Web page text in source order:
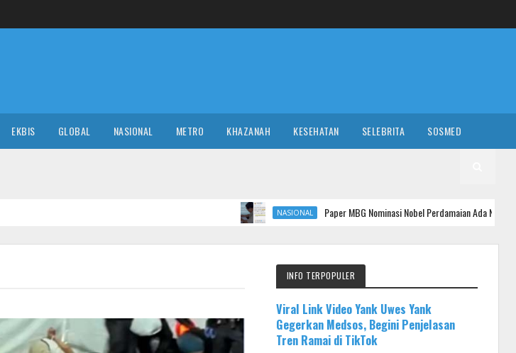
EKBIS GLOBAL NASIONAL METRO KHAZANAH KESEHATAN SELEBRITA SOSMED
NASIONAL Paper MBG Nominasi Nobel Perdamaian Ada Nama Prabowo,
INFO TERPOPULER
Viral Link Video Yank Uwes Yank
Gegerkan Medsos, Begini Penjelasan
Tren Ramai di TikTok